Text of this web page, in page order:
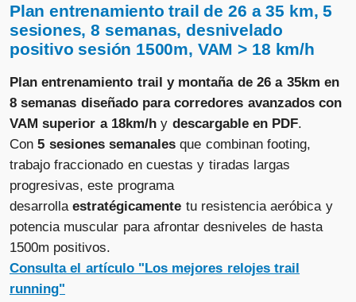
Plan entrenamiento trail de 26 a 35 km, 5
sesiones, 8 semanas, desnivelado
positivo sesión 1500m, VAM > 18 km/h
Plan entrenamiento trail y montaña de 26 a 35km en
8 semanas diseñado para corredores avanzados con
VAM superior a 18km/h y descargable en PDF.
Con5 sesiones semanales que combinan footing,
trabajo fraccionado en cuestas y tiradas largas
progresivas, este programa
desarrollaestratégicamente tu resistencia aeróbica y
potencia muscular para afrontar desniveles de hasta
1500m positivos.
Consulta el artículo "Los mejores relojes trail
running"